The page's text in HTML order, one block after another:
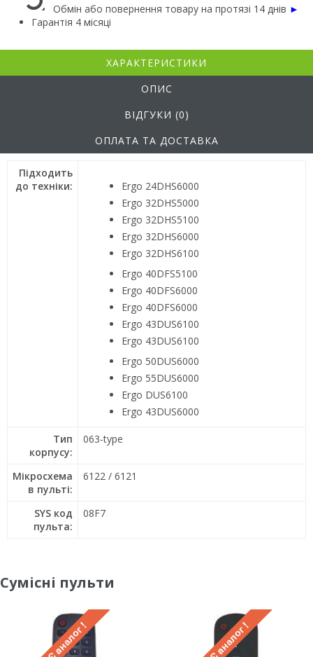
Обмін або повернення товару на протязі 14 днів ►
Гарантія 4 місяці
ХАРАКТЕРИСТИКИ
ОПИС
ВІДГУКИ (0)
ОПЛАТА ТА ДОСТАВКА
Підходить
до техніки:
Ergo 24DHS6000
Ergo 32DHS5000
Ergo 32DHS5100
Ergo 32DHS6000
Ergo 32DHS6100
Ergo 40DFS5100
Ergo 40DFS6000
Ergo 40DFS6000
Ergo 43DUS6100
Ergo 43DUS6100
Ergo 50DUS6000
Ergo 55DUS6000
Ergo DUS6100
Ergo 43DUS6000
Тип
корпусу:
063-type
Мікросхема
в пульті:
6122 / 6121
SYS код
пульта:
08F7
Сумісні пульти